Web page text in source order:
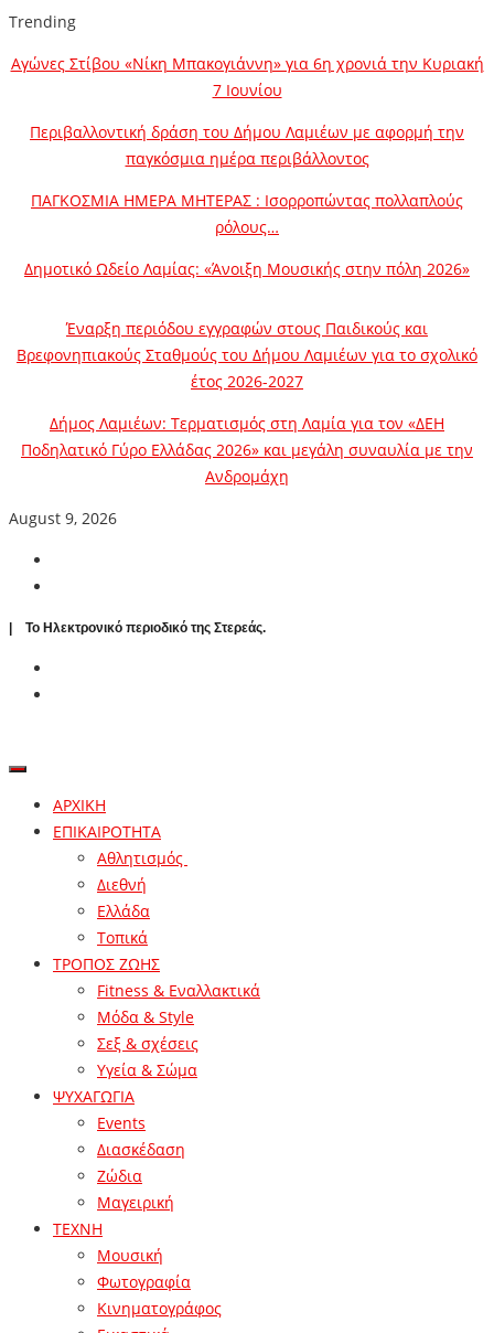
Trending
Αγώνες Στίβου «Νίκη Μπακογιάννη» για 6η χρονιά την Κυριακή
7 Ιουνίου
Περιβαλλοντική δράση του Δήμου Λαμιέων με αφορμή την
παγκόσμια ημέρα περιβάλλοντος
ΠΑΓΚΟΣΜΙΑ ΗΜΕΡΑ ΜΗΤΕΡΑΣ : Ισορροπώντας πολλαπλούς
ρόλους…
Δημοτικό Ωδείο Λαμίας: «Άνοιξη Μουσικής στην πόλη 2026»
Έναρξη περιόδου εγγραφών στους Παιδικούς και
Βρεφονηπιακούς Σταθμούς του Δήμου Λαμιέων για το σχολικό
έτος 2026-2027
Δήμος Λαμιέων: Τερματισμός στη Λαμία για τον «ΔΕΗ
Ποδηλατικό Γύρο Ελλάδας 2026» και μεγάλη συναυλία με την
Ανδρομάχη
August 9, 2026
| To Ηλεκτρονικό περιοδικό της Στερεάς.
ΑΡΧΙΚΗ
ΕΠΙΚΑΙΡΟΤΗΤΑ
Αθλητισμός
Διεθνή
Ελλάδα
Τοπικά
ΤΡΟΠΟΣ ΖΩΗΣ
Fitness & Εναλλακτικά
Μόδα & Style
Σεξ & σχέσεις
Υγεία & Σώμα
ΨΥΧΑΓΩΓΙΑ
Events
Διασκέδαση
Ζώδια
Μαγειρική
ΤΕΧΝΗ
Μουσική
Φωτογραφία
Κινηματογράφος